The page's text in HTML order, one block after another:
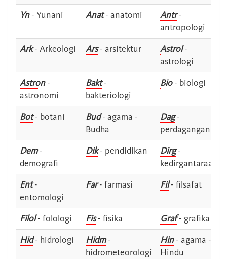
Yn- Yunani Anat- anatomi Antr-
antropologi
Ark- Arkeologi Ars- arsitektur Astrol-
astrologi
Astron-
astronomi
Bakt-
bakteriologi
Bio- biologi
Bot- botani Bud- agama -
Budha
Dag-
perdagangan
Dem-
demografi
Dik- pendidikan Dirg-
kedirgantaraan
Ent-
entomologi
Far- farmasi Fil- filsafat
Filol- folologi Fis- fisika Graf- grafika
Hid- hidrologi Hidm-
hidrometeorologi
Hin- agama -
Hindu